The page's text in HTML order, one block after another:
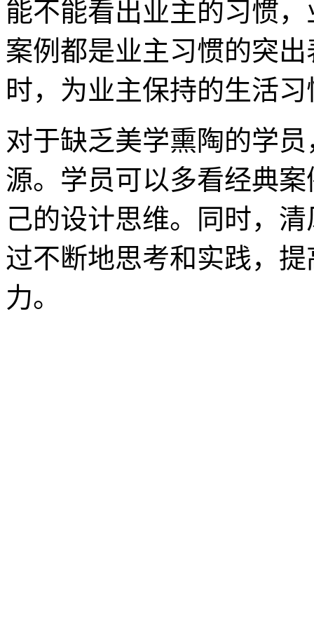
能不能看出业主的习惯
案例都是业主习惯的突
时，为业主保持的生活
对于缺乏美学熏陶的学
源。学员可以多看经典
己的设计思维。同时，
过不断地思考和实践，
力。